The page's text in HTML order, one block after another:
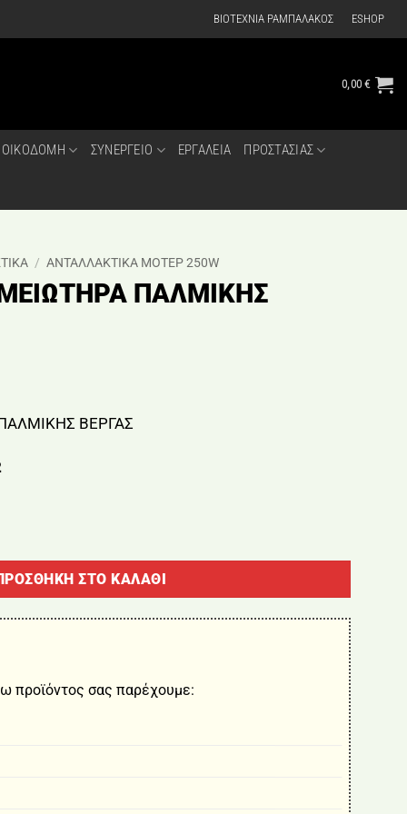
ΒΙΟΤΕΧΝΙΑ ΡΑΜΠΑΛΑΚΟΣ ESHOP
0,00€
ΟΙΚΟΔΟΜΗ ΣΥΝΕΡΓΕΙΟ ΕΡΓΑΛΕΙΑ ΠΡΟΣΤΑΣΙΑΣ
/ ΑΝΤΑΛΛΑΚΤΙΚΑ ΜΟΤΕΡ 250W
ΠΑΛΜΙΚΗΣ
ΒΕΡΓΑΣ
ΣΤΟ ΚΑΛΆΘΙ
προϊόντος σας παρέχουμε: